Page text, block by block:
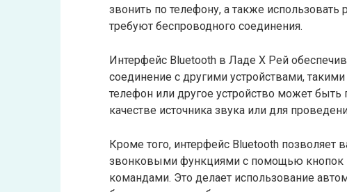
звонить по телефону, а также
требуют беспроводного соединения.
Интерфейс Bluetooth в Ладе Х Рей
соединение с другими устройствами,
телефон или другое устройство может
качестве источника звука или для
Кроме того, интерфейс Bluetooth
звонковыми функциями с помощью кнопок
командами. Это делает использование